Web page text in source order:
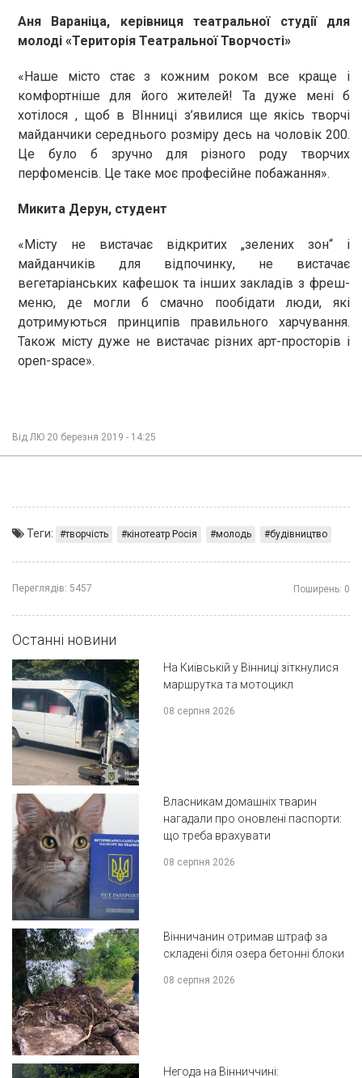
Аня Вараніца, керівниця театральної студії для
молоді «Територія Театральної Творчості»
«Наше місто стає з кожним роком все краще і
комфортніше для його жителей! Та дуже мені б
хотілося , щоб в ВІнниці з’явилися ще якісь творчі
майданчики середнього розміру десь на чоловік 200.
Це було б зручно для різного роду творчих
перфоменсів. Це таке моє професійне побажання».
Микита Дерун, студент
«Місту не вистачає відкритих „зелених зон“ і
майданчиків для відпочинку, не вистачає
вегетаріанських кафешок та інших закладів з фреш-
меню, де могли б смачно пообідати люди, які
дотримуються принципів правильного харчування.
Також місту дуже не вистачає різних арт-просторів і
open-space».
Від ЛЮ 20 березня 2019 - 14:25
Теги: творчість кінотеатр Росія молодь будівництво
Переглядів: 5457 Поширень: 0
Останні новини
На Київській у Вінниці зіткнулися
маршрутка та мотоцикл
08 серпня 2026
Власникам домашніх тварин
нагадали про оновлені паспорти:
що треба врахувати
08 серпня 2026
Вінничанин отримав штраф за
складені біля озера бетонні блоки
08 серпня 2026
Негода на Вінниччині: